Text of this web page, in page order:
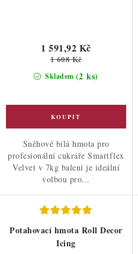
Skladem (2 ks)
1 591,92 Kč
1 608 Kč
Sněhově bílá hmota pro
profesionální cukráře Smartflex
Velvet v 7kg balení je ideální
volbou pro...
Potahovací hmota Roll Decor
Icing